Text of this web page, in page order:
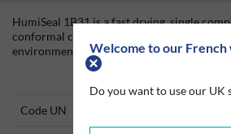
Welcome to our French
Do you want to use our UK
HumiSeal 1B31 is a fast drying, single
conformal coating that provides excellent
environmental protection for printed
Code UN